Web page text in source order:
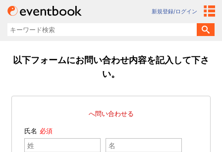
新規登録/ログイン
以下フォームにお問い合わせ内容を記入して下さ
い。
へ問い合わせる
氏名